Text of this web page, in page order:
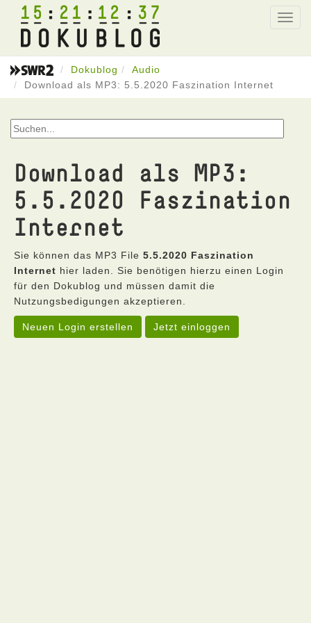
15 21 12 37
Dokublog
Audio
Download als MP3: 5.5.2020 Faszination Internet
Download als MP3:
5.5.2020 Faszination
Internet
Sie können das MP3 File 5.5.2020 Faszination
Internet hier laden. Sie benötigen hierzu einen Login
für den Dokublog und müssen damit die
Nutzungsbedigungen akzeptieren.
Neuen Login erstellen Jetzt einloggen